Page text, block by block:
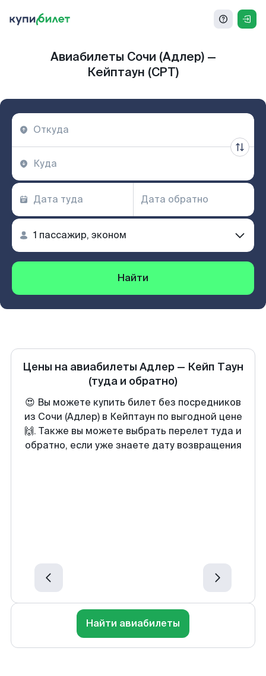
Авиабилеты Сочи (Адлер) —
Кейптаун (CPT)
Найти
Цены на авиабилеты Адлер — Кейп Таун
(туда и обратно)
😍 Вы можете купить билет без посредников
из Сочи (Адлер) в Кейптаун по выгодной цене
🙌. Также вы можете выбрать перелет туда и
обратно, если уже знаете дату возвращения
Найти авиабилеты